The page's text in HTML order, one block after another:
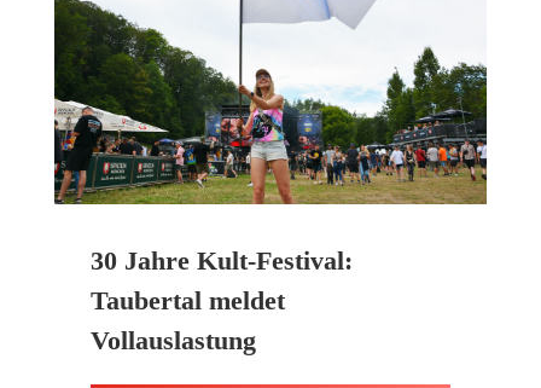
30 Jahre Kult-Festival:
Taubertal meldet
Vollauslastung